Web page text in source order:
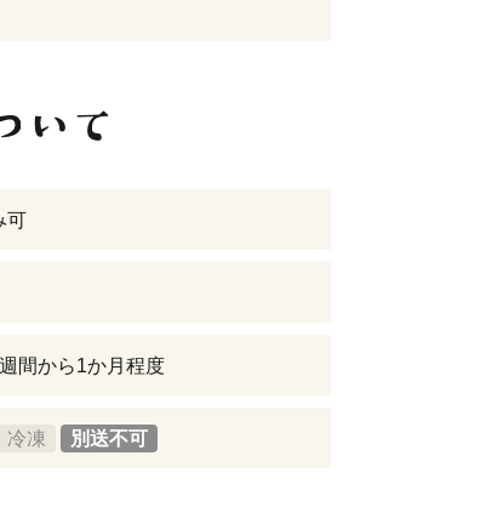
可
間から1か月程度
冷凍 別送不可